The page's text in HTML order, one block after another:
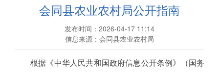
会同县农业农村局公开指南
发布时间：2026-04-17 11:14
信息来源：会同县农业农村局
根据《中华人民共和国政府信息公开条例》（国务